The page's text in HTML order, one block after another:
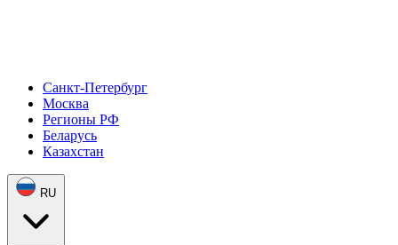
Санкт-Петербург
Москва
Регионы РФ
Беларусь
Казахстан
RU